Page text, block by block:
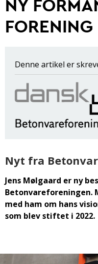
Fremtidens betonbranche
Grøn omstilling af beton
Kontrol og certificering
Digitalisering og
NY
FORENING
Denne artikel er
Nyt fra
Jens Mølgaard er ny
Betonvareforeningen.
med ham om hans
som blev stiftet i 2022.